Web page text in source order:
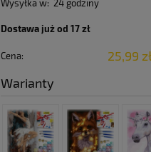
Wysyłka w: 24 godziny
Dostawa już od 17 zł
Cena:
25,99
Warianty